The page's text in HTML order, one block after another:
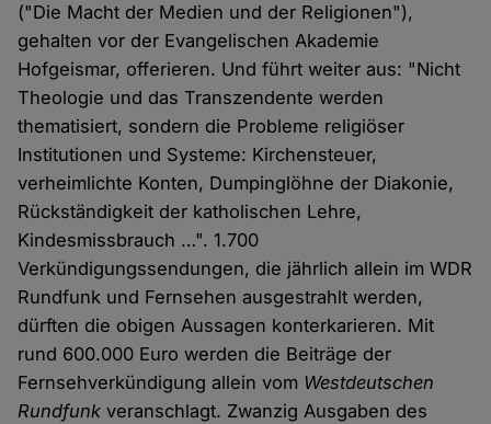
("Die Macht der Medien und der Religionen"),
gehalten vor der Evangelischen Akademie
Hofgeismar, offerieren. Und führt weiter aus: "Nicht
Theologie und das Transzendente werden
thematisiert, sondern die Probleme religiöser
Institutionen und Systeme: Kirchensteuer,
verheimlichte Konten, Dumpinglöhne der Diakonie,
Rückständigkeit der katholischen Lehre,
Kindesmissbrauch …". 1.700
Verkündigungssendungen, die jährlich allein im WDR
Rundfunk und Fernsehen ausgestrahlt werden,
dürften die obigen Aussagen konterkarieren. Mit
rund 600.000 Euro werden die Beiträge der
Fernsehverkündigung allein vom Westdeutschen
Rundfunk veranschlagt. Zwanzig Ausgaben des